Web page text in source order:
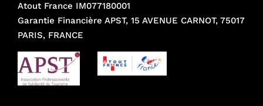
Atout France IM077180001
Garantie Financière APST, 15 AVENUE CARNOT, 75017
PARIS, FRANCE